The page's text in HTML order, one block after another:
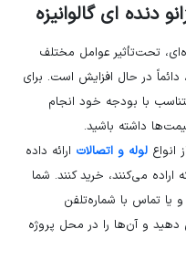
دنده ای گالوانیزه
تحت‌تأثیر عوامل مختلف
دائماً در حال افزایش است. برای
با بودجه خود انجام
داشته باشید.
انواع لوله و اتصالات ارائه داده
می‌کنند، خرید کنند. شما
یا تماس با شماره‌تلفن
دهید و آن‌ها را در محل پروژه